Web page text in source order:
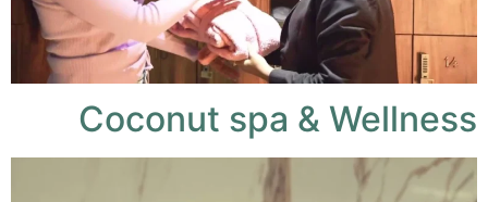
Coconut spa & Wellness